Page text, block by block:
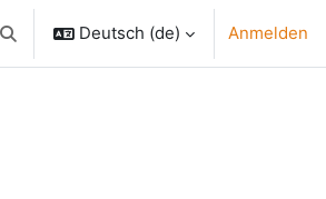
Sucheingabe umschalten
Deutsch ‎(de)‎ Anmelden